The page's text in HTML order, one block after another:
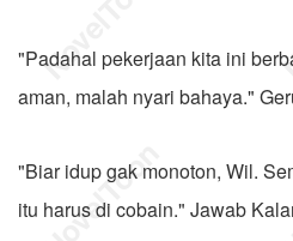
"Padahal pekerjaan kita ini
aman, malah nyari bahaya."
"Biar idup gak monoton, Wil.
itu harus di cobain." Jawab